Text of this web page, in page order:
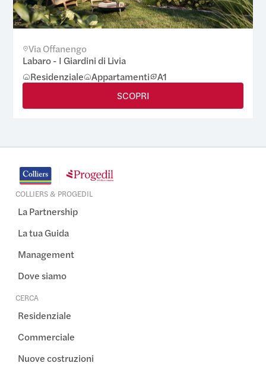
Via Offanengo
Labaro - I Giardini di Livia
Residenziale
Appartamenti
A1
SCOPRI
COLLIERS & PROGEDIL
La Partnership
La tua Guida
Management
Dove siamo
CERCA
Residenziale
Commerciale
Nuove costruzioni